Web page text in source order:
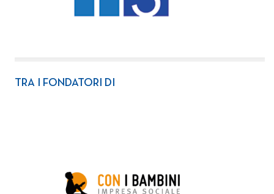
TRA I FONDATORI DI